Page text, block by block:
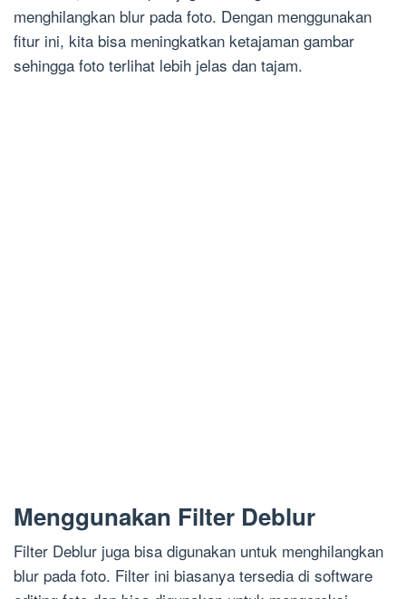
menghilangkan blur pada foto. Dengan menggunakan
fitur ini, kita bisa meningkatkan ketajaman gambar
sehingga foto terlihat lebih jelas dan tajam.
Menggunakan Filter Deblur
Filter Deblur juga bisa digunakan untuk menghilangkan
blur pada foto. Filter ini biasanya tersedia di software